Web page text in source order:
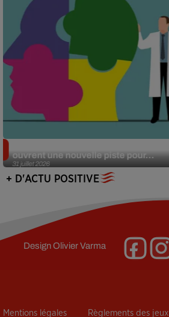
31 juillet 2026
ouvrent une nouvelle piste pour...
+ D'ACTU POSITIVE
DesignOlivier Varma
Mentions légales Règlements des jeux